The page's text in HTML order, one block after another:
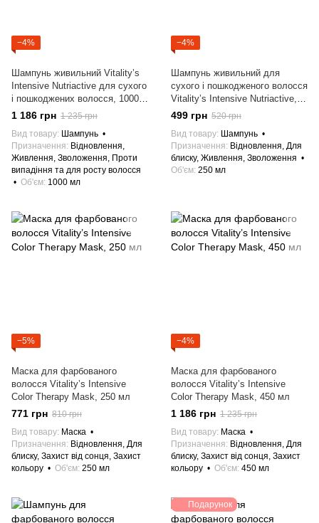
−4%
Шампунь живильний Vitality’s
Intensive Nutriactive для сухого
і пошкоджених волосся, 1000
мл
1 186 грн 1 235 грн
Вид товару Шампунь
Призначення
Відновлення,
Живлення, Зволоження, Проти
випадіння та для росту волосся
Об'єм 1000 мл
−4%
Шампунь живильний для
сухого і пошкодженого волосся
Vitality’s Intensive Nutriactive,
250 мл
499 грн 520 грн
Вид товару Шампунь
Призначення
Відновлення, Для
блиску, Живлення, Зволоження
Об'єм 250 мл
−5%
Маска для фарбованого
волосся Vitality’s Intensive
Color Therapy Mask, 250 мл
771 грн 810 грн
Вид товару Маска
Призначення
Відновлення, Для
блиску, Захист від сонця, Захист
кольору
Об'єм 250 мл
−4%
Маска для фарбованого
волосся Vitality’s Intensive
Color Therapy Mask, 450 мл
1 186 грн 1 235 грн
Вид товару Маска
Призначення
Відновлення, Для
блиску, Захист від сонця, Захист
кольору
Об'єм 450 мл
Подарунок